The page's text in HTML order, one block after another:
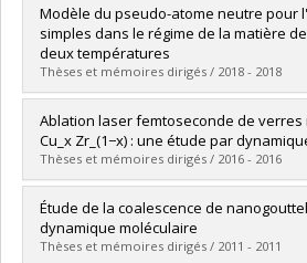
Diplômé(e) :Gill-Comeau, Maxime
Cycle :Doctorat
Diplôme obtenu :
Lien vers le document dans Papyrus
Modèle du pseudo-atome neutre pour
simples dans le régime de la matière
deux températures
Thèses et mémoires dirigés / 2018 - 2018
Diplômé(e) :Harbour, Louis
Cycle :Doctorat
Diplôme obtenu :Ph. D.
Lien vers le document dans Papyrus
Ablation laser femtoseconde de verres
Cu_x Zr_(1−x) : une étude par
Thèses et mémoires dirigés / 2016 - 2016
Diplômé(e) :Marinier, Sébastien
Cycle :Maîtrise
Diplôme obtenu :M. Sc.
Étude de la coalescence de
dynamique moléculaire
Thèses et mémoires dirigés / 2011 - 2011